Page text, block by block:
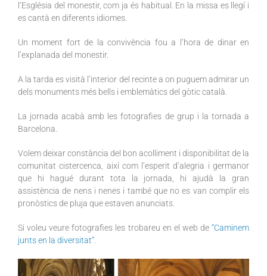
l’Església del monestir, com ja és habitual. En la missa es llegí i
es cantà en diferents idiomes.
Un moment fort de la convivència fou a l’hora de dinar en
l’explanada del monestir.
A la tarda es visità l’interior del recinte a on puguem admirar un
dels monuments més bells i emblemàtics del gòtic català.
La jornada acabà amb les fotografies de grup i la tornada a
Barcelona.
Volem deixar constància del bon acolliment i disponibilitat de la
comunitat cistercenca, així com l’esperit d’alegria i germanor
que hi hagué durant tota la jornada, hi ajudà la gran
assistència de nens i nenes i també que no es van complir els
pronòstics de pluja que estaven anunciats.
Si voleu veure fotografies les trobareu en el web de “Caminem
junts en la diversitat”